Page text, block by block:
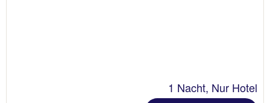
1 Nacht, Nur Hotel